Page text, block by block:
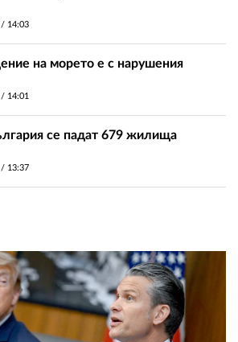
/ 14:03
на морето е с нарушения
/ 14:01
се падат 679 жилища
/ 13:37